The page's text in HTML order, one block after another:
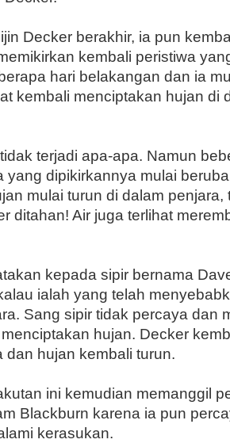
Decker berakhir, ia pun
kembali peristiwa
hari belakangan dan ia
kembali menciptakan hujan di
terjadi apa-apa. Namun
yang dipikirkannya mulai
mulai turun di dalam penjara,
ditahan! Air juga terlihat
kepada sipir bernama
ialah yang telah
Sang sipir tidak percaya dan
hujan. Decker
dan hujan kembali turun.
ini kemudian memanggil
Blackburn karena ia pun
kerasukan.